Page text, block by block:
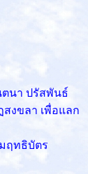
ตนา ปรัสพันธ์
งขลา เพื่อแลก
ฤทธิบัตร